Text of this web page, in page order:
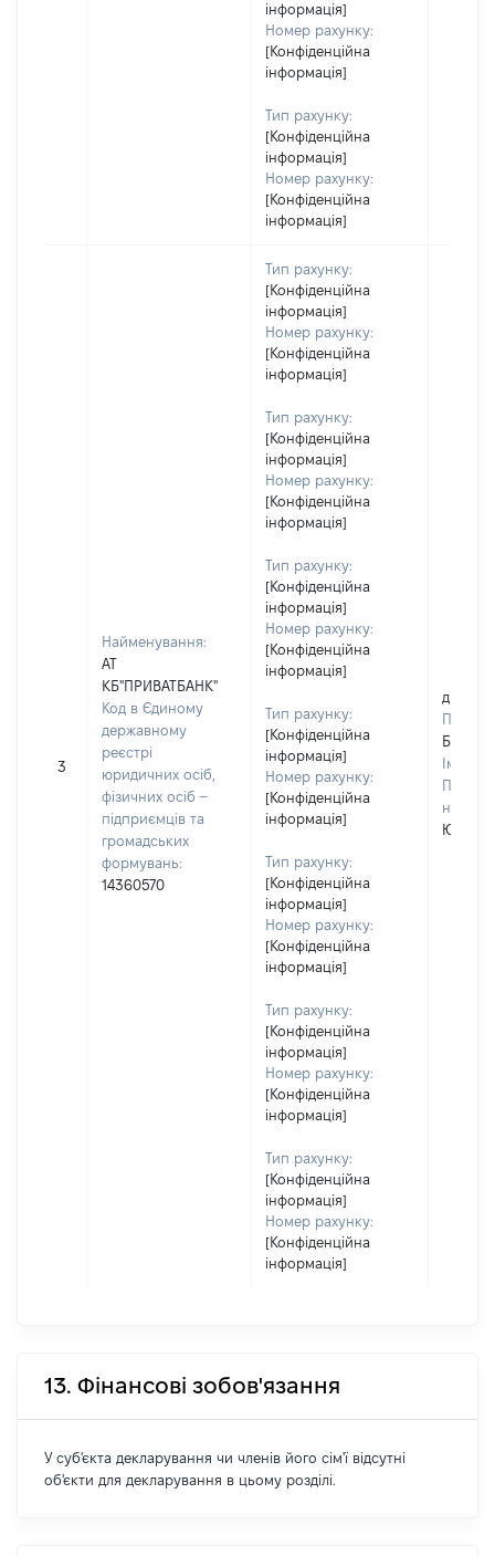
інформація]
Номер рахунку:
[Конфіденційна
інформація]
Тип рахунку:
[Конфіденційна
інформація]
Номер рахунку:
[Конфіденційна
інформація]
3
Найменування:
АТ
КБ"ПРИВАТБАНК"
Код в Єдиному
державному
реєстрі
юридичних осіб,
фізичних осіб –
підприємців та
громадських
формувань:
14360570
Тип рахунку:
[Конфіденційна
інформація]
Номер рахунку:
[Конфіденційна
інформація]
Тип рахунку:
[Конфіденційна
інформація]
Номер рахунку:
[Конфіденційна
інформація]
Тип рахунку:
[Конфіденційна
інформація]
Номер рахунку:
[Конфіденційна
інформація]
Тип рахунку:
[Конфіденційна
інформація]
Номер рахунку:
[Конфіденційна
інформація]
Тип рахунку:
[Конфіденційна
інформація]
Номер рахунку:
[Конфіденційна
інформація]
Тип рахунку:
[Конфіденційна
інформація]
Номер рахунку:
[Конфіденційна
інформація]
Тип рахунку:
[Конфіденційна
інформація]
Номер рахунку:
[Конфіденційна
інформація]
Ім'я:
По
Юріївна
13. Фінансові зобов'язання
У суб'єкта декларування чи членів його сім'ї відсутні
об'єкти для декларування в цьому розділі.